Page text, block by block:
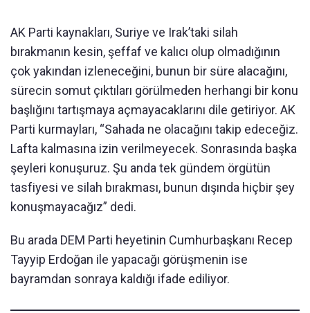
AK Parti kaynakları, Suriye ve Irak’taki silah
bırakmanın kesin, şeffaf ve kalıcı olup olmadığının
çok yakından izleneceğini, bunun bir süre alacağını,
sürecin somut çıktıları görülmeden herhangi bir konu
başlığını tartışmaya açmayacaklarını dile getiriyor. AK
Parti kurmayları, “Sahada ne olacağını takip edeceğiz.
Lafta kalmasına izin verilmeyecek. Sonrasında başka
şeyleri konuşuruz. Şu anda tek gündem örgütün
tasfiyesi ve silah bırakması, bunun dışında hiçbir şey
konuşmayacağız” dedi.
Bu arada DEM Parti heyetinin Cumhurbaşkanı Recep
Tayyip Erdoğan ile yapacağı görüşmenin ise
bayramdan sonraya kaldığı ifade ediliyor.